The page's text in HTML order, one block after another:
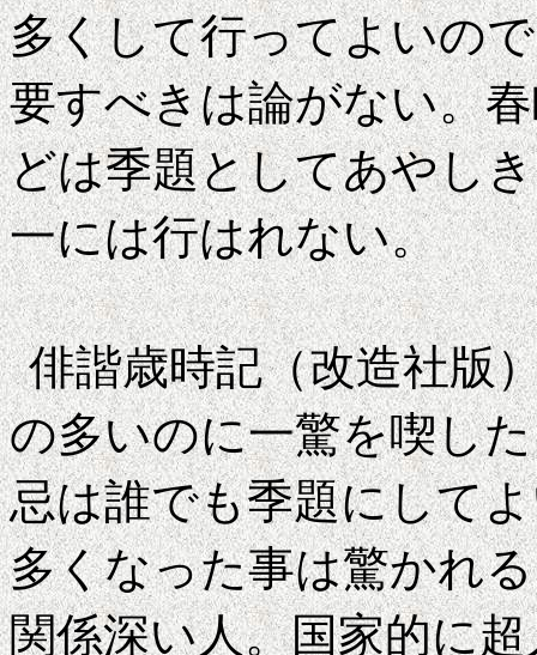
多くして行ってよいの
要すべきは論がない。
どは季題としてあやし
一には行はれない。
俳諧歳時記（改造社版
の多いのに一驚を喫し
忌は誰でも季題にして
多くなった事は驚かれ
関係深い人。国家的に